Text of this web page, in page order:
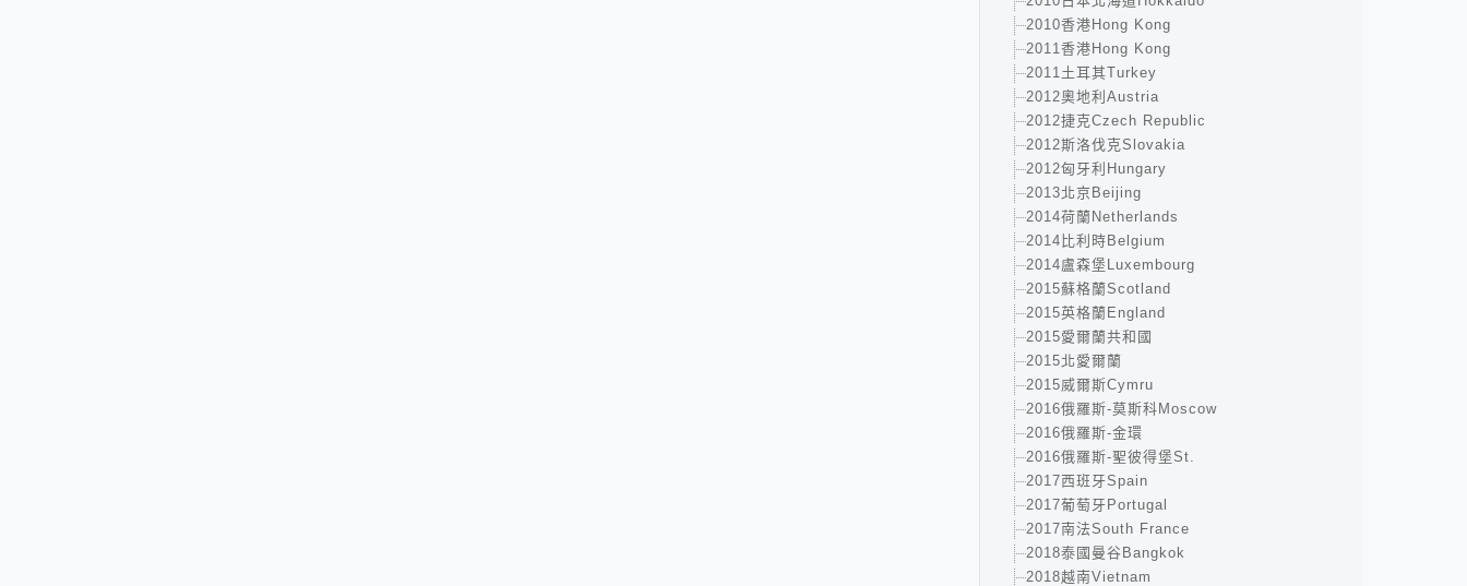
2010香港Hong Kong
2011香港Hong Kong
2011土耳其Turkey
2012奧地利Austria
2012捷克Czech Republic
2012斯洛伐克Slovakia
2012匈牙利Hungary
2013北京Beijing
2014荷蘭Netherlands
2014比利時Belgium
2014盧森堡Luxembourg
2015蘇格蘭Scotland
2015英格蘭England
2015愛爾蘭共和國
2015北愛爾蘭
2015威爾斯Cymru
2016俄羅斯-莫斯科Moscow
2016俄羅斯-金環
2016俄羅斯-聖彼得堡St.
2017西班牙Spain
2017葡萄牙Portugal
2017南法South France
2018泰國曼谷Bangkok
2018越南Vietnam